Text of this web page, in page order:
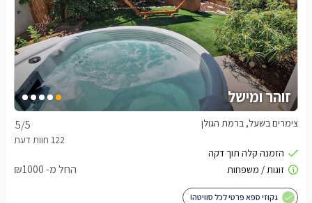
זוהר ומישל
5/5 צימרים בשעל, ברמת הגולן
החל מ- ₪1000
גקוזי ספא פרטי לכל סוויטה!